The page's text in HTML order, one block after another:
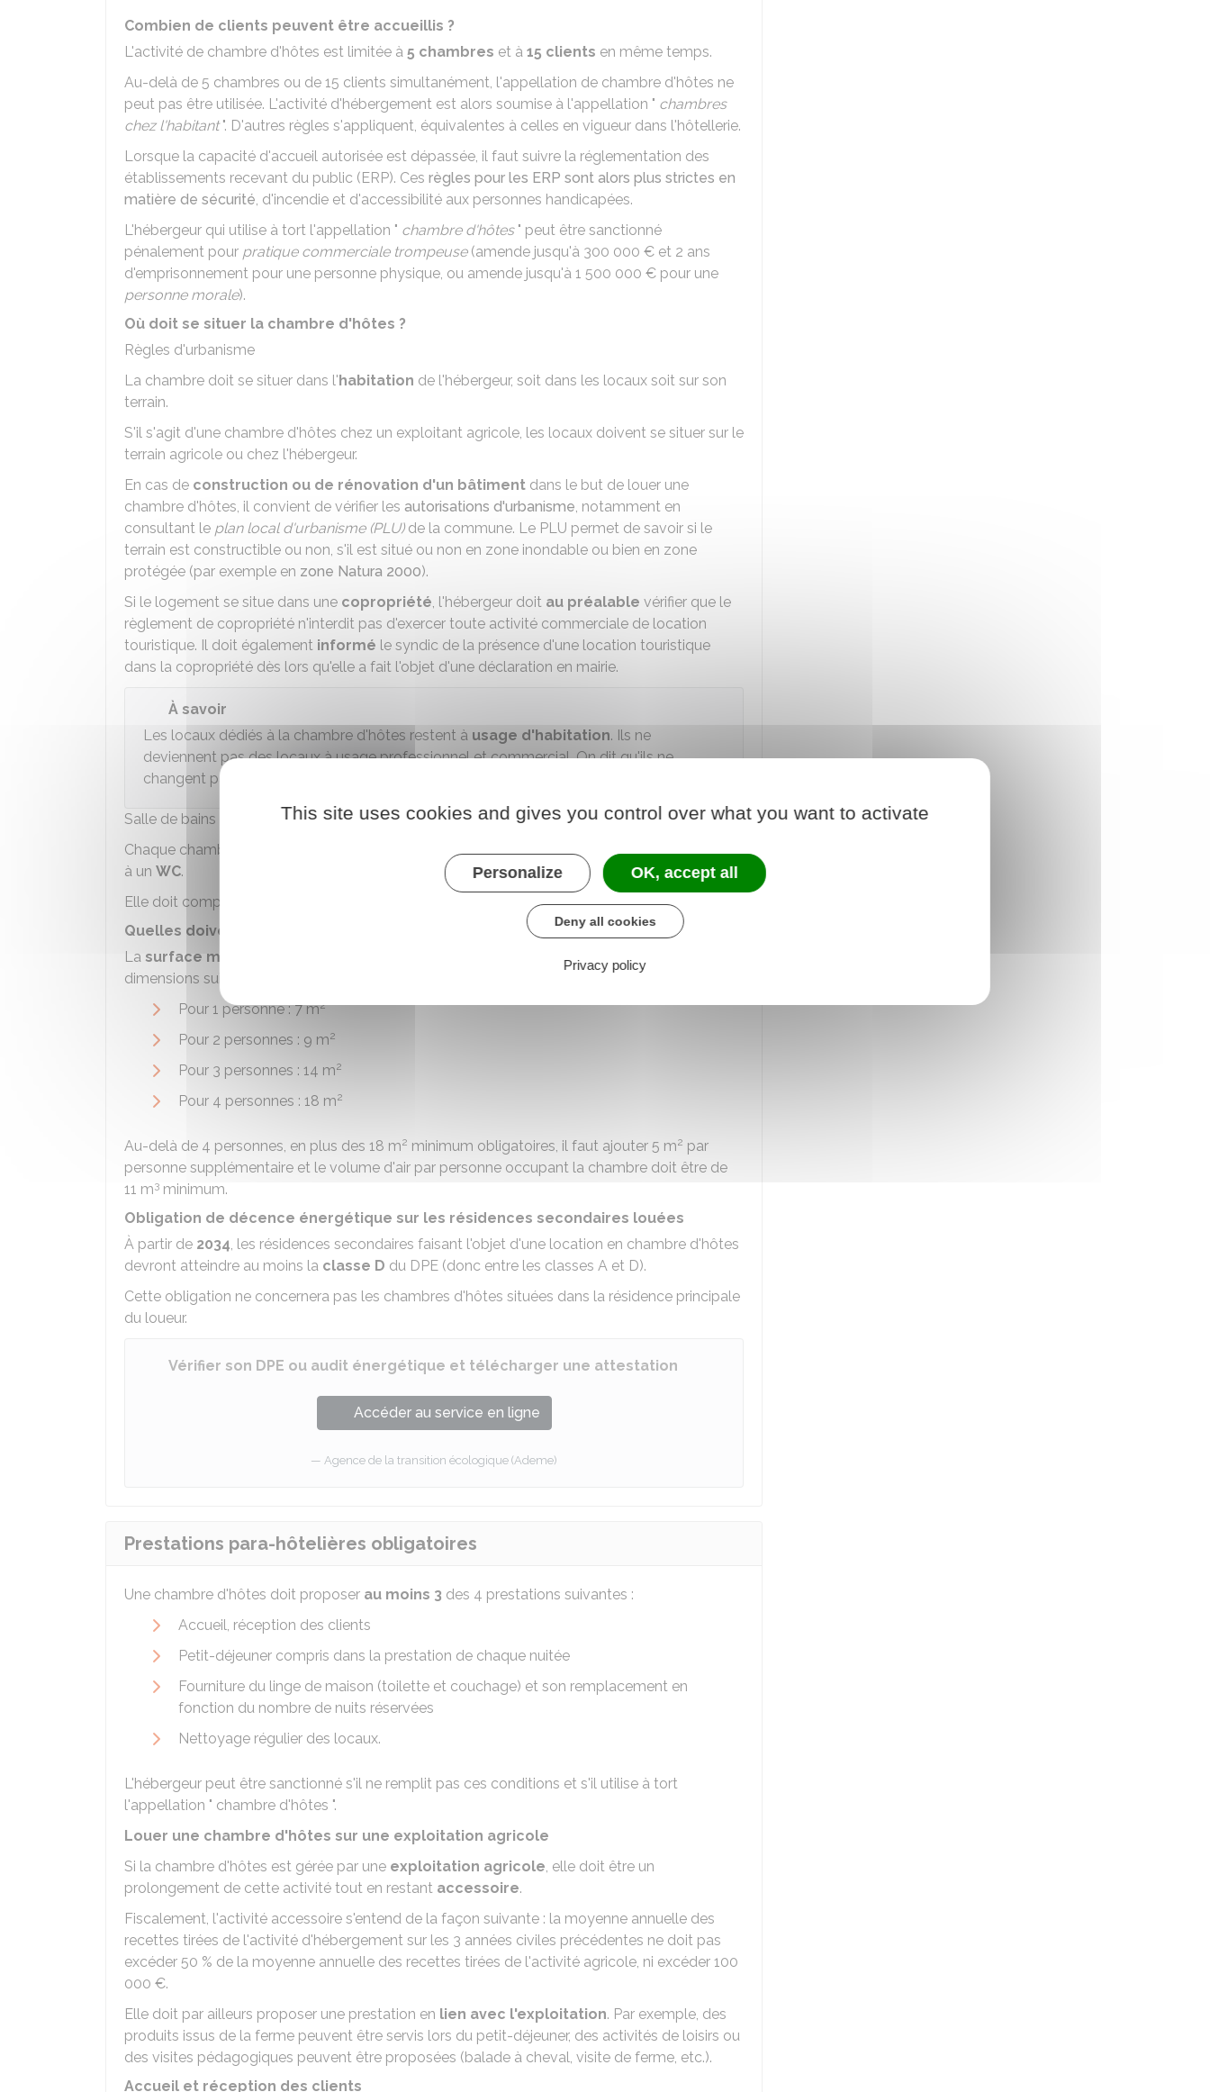
Combien de clients peuvent être accueillis ?
L'activité de chambre d'hôtes est limitée à 5 chambres et à 15 clients en même temps.
Au-delà de 5 chambres ou de 15 clients simultanément, l'appellation de chambre d'hôtes ne
peut pas être utilisée. L'activité d'hébergement est alors soumise à l'appellation " chambres
chez l'habitant". D'autres règles s'appliquent, équivalentes à celles en vigueur dans l'hôtellerie.
Lorsque la capacité d'accueil autorisée est dépassée, il faut suivre la réglementation des
établissements recevant du public (ERP). Ces règles pour les ERP sont alors plus strictes en
matière de sécurité, d'incendie et d'accessibilité aux personnes handicapées.
L'hébergeur qui utilise à tort l'appellation " chambre d'hôtes" peut être sanctionné
pénalement pour pratique commerciale trompeuse(amende jusqu'à 300 000 € et 2 ans
d'emprisonnement pour une personne physique, ou amende jusqu'à 1 500 000 € pour une
personne morale).
Où doit se situer la chambre d'hôtes ?
Règles d'urbanisme
La chambre doit se situer dans l'habitation de l'hébergeur, soit dans les locaux soit sur son
terrain.
S'il s'agit d'une chambre d'hôtes chez un exploitant agricole, les locaux doivent se situer sur le
terrain agricole ou chez l'hébergeur.
En cas de construction ou de rénovation d'un bâtiment dans le but de louer une
chambre d'hôtes, il convient de vérifier les autorisations d'urbanisme, notamment en
consultant le plan local d'urbanisme (PLU)de la commune. Le PLU permet de savoir si le
terrain est constructible ou non, s'il est situé ou non en zone inondable ou bien en zone
protégée (par exemple en zone Natura 2000).
Si le logement se situe dans une copropriété, l'hébergeur doit au préalable vérifier que le
règlement de copropriété n'interdit pas d'exercer toute activité commerciale de location
touristique. Il doit également informé le syndic de la présence d'une location touristique
dans la copropriété dès lors qu'elle a fait l'objet d'une déclaration en mairie.
À savoir
Les locaux dédiés à la chambre d'hôtes restent à usage d'habitation. Ils ne
deviennent pas des locaux à usage professionnel et commercial. On dit qu'ils ne
changent pas de
Salle de bains et sanitaires
Chaque chambre doit donner
(directement ou indirectement) à unesalle de bainset
à un WC.
Elle doit comporter au minimum 1 salle de bains et 1 sanitaire pour 5 personnes.
Quelles doivent être les dimensions de la chambre ?
La surface minimale
au sol de la chambre, hors installations sanitaires, doit respecter les
dimensions suivantes :
Pour 1 personne : 7 m2
Pour 2 personnes : 9 m2
Pour 3 personnes : 14 m2
Pour 4 personnes : 18 m2
Au-delà de 4 personnes, en plus des 18 m2 minimum obligatoires, il faut ajouter 5 m2 par
personne supplémentaire et le volume d'air par personne occupant la chambre doit être de
11 m3 minimum.
Obligation de décence énergétique sur les résidences secondaires louées
À partir de 2034, les résidences secondaires faisant l'objet d'une location en chambre d'hôtes
devront atteindre au moins la classe D du DPE (donc entre les classes A et D).
Cette obligation ne concernera pas les chambres d'hôtes situées dans la résidence principale
du loueur.
Vérifier son DPE ou audit énergétique et télécharger une attestation
Accéder au service en ligne
Agence de la transition écologique (Ademe)
Prestations para-hôtelières obligatoires
Une chambre d'hôtes doit proposer au moins 3 des 4 prestations suivantes :
Accueil, réception des clients
Petit-déjeuner compris dans la prestation de chaque nuitée
Fourniture du linge de maison (toilette et couchage) et son remplacement en
fonction du nombre de nuits réservées
Nettoyage régulier des locaux.
L'hébergeur peut être sanctionné s'il ne remplit pas ces conditions et s'il utilise à tort
l'appellation " chambre d'hôtes ".
Louer une chambre d'hôtes sur une exploitation agricole
Si la chambre d'hôtes est gérée par une exploitation agricole, elle doit être un
prolongement de cette activité tout en restant accessoire.
Fiscalement, l'activité accessoire s'entend de la façon suivante : la moyenne annuelle des
recettes tirées de l'activité d'hébergement sur les 3 années civiles précédentes ne doit pas
excéder 50 % de la moyenne annuelle des recettes tirées de l'activité agricole, ni excéder 100
000 €.
Elle doit par ailleurs proposer une prestation en lien avec l'exploitation. Par exemple, des
produits issus de la ferme peuvent être servis lors du petit-déjeuner, des activités de loisirs ou
des visites pédagogiques peuvent être proposées (balade à cheval, visite de ferme, etc.).
Accueil et réception des clients
This site uses cookies and gives you control over what you want to activate
Personalize OK, accept all
Deny all cookies
Privacy policy